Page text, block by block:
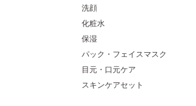
洗顔
化粧水
保湿
パック・フェイスマスク
目元・口元ケア
スキンケアセット